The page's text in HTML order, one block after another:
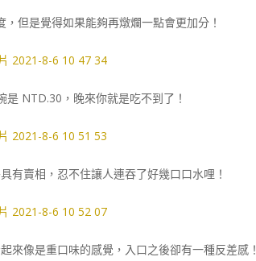
但是覺得如果能夠再燉爛一點會更加分！
是 NTD.30，晚來你就是吃不到了！
有賣相，忍不住讓人連吞了好幾口口水哩！
來像是重口味的感覺，入口之後卻有一種反差感！